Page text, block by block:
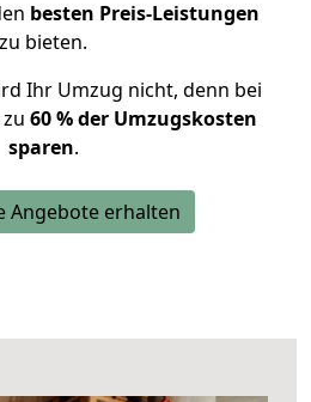
besten Preis-Leistungen
zu bieten.
Ihr Umzug nicht, denn bei
60 % der Umzugskosten
sparen.
Angebote erhalten